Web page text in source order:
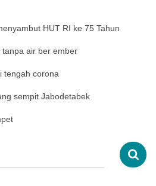
HUT RI ke 75 Tahun
air ber ember
tengah corona
sempit Jabodetabek